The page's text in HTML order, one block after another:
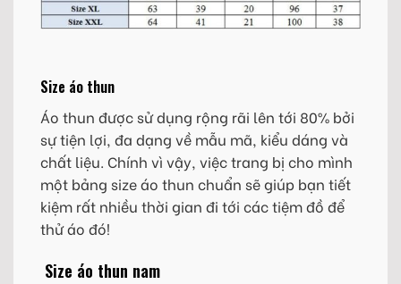
Size áo thun
Áo thun được sử dụng rộng rãi lên tới 80% bởi
sự tiện lợi, đa dạng về mẫu mã, kiểu dáng và
chất liệu. Chính vì vậy, việc trang bị cho mình
một bảng size áo thun chuẩn sẽ giúp bạn tiết
kiệm rất nhiều thời gian đi tới các tiệm đồ để
thử áo đó!
Size áo thun nam